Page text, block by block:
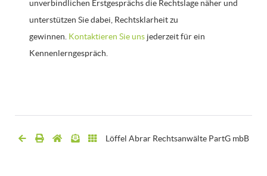
unverbindlichen Erstgesprächs die Rechtslage näher und
unterstützen Sie dabei, Rechtsklarheit zu
gewinnen. Kontaktieren Sie uns jederzeit für ein
Kennenlerngespräch.
Löffel Abrar Rechtsanwälte PartG mbB